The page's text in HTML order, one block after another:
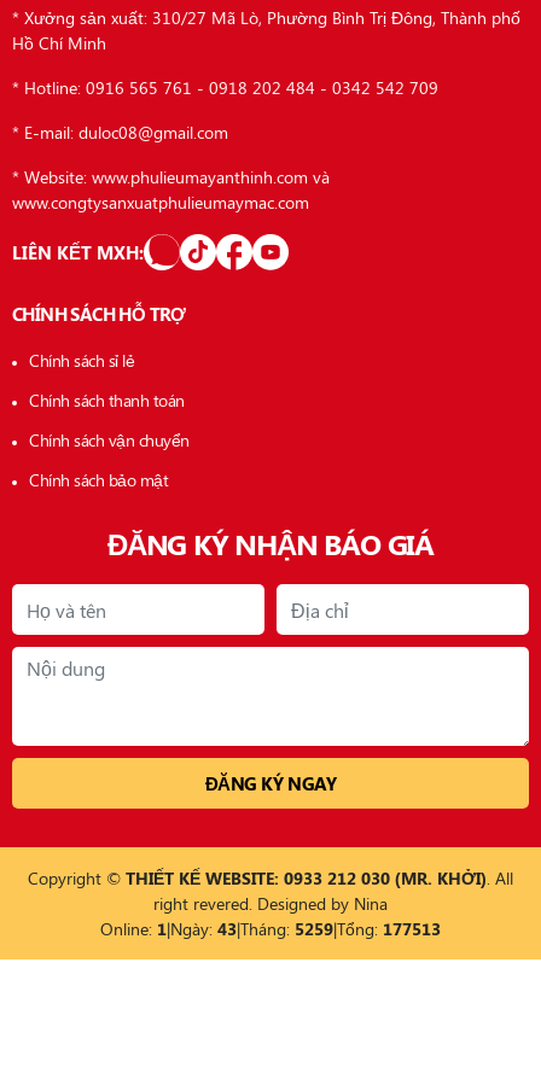
* Xưởng sản xuất: 310/27 Mã Lò, Phường Bình Trị Đông, Thành phố
Hồ Chí Minh
* Hotline: 0916 565 761 - 0918 202 484 - 0342 542 709
* E-mail: duloc08@gmail.com
* Website: www.phulieumayanthinh.com và
www.congtysanxuatphulieumaymac.com
LIÊN KẾT MXH:
CHÍNH SÁCH HỖ TRỢ
Chính sách sỉ lẻ
Chính sách thanh toán
Chính sách vận chuyển
Chính sách bảo mật
ĐĂNG KÝ NHẬN BÁO GIÁ
Copyright © THIẾT KẾ WEBSITE: 0933 212 030 (MR. KHỞI). All
right revered. Designed by Nina
Online: 1|Ngày: 43|Tháng: 5259|Tổng: 177513